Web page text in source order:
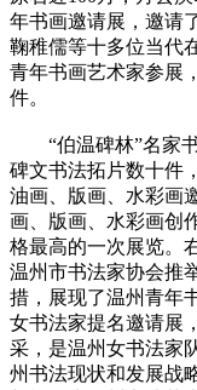
年书画邀请展，邀请
鞠稚儒等十多位当代
青年书画艺术家参展
件。
“伯温碑林”名家书
碑文书法拓片数十件
油画、版画、水彩画
画、版画、水彩画创
格最高的一次展览。
温州市书法家协会推
措，展现了温州青年
女书法家提名邀请展
采，是温州女书法家
州书法现状和发展战